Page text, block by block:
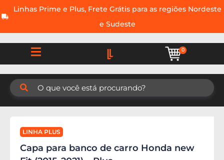
Linhas Prime e Plus, Frete Grátis para as regiões Nordeste
e Sudeste
0
LINHA PLUS
Capa para banco de carro Honda new